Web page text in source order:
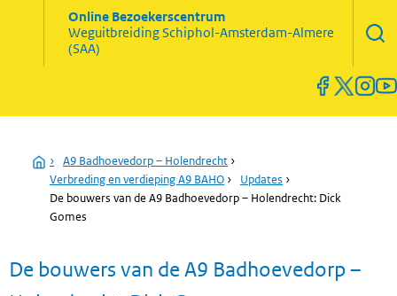
Online Bezoekerscentrum
WeguitbreidingSchiphol-Amsterdam-Almere
(SAA)
Home
› A9 Badhoevedorp – Holendrecht ›
Verbreding en verdieping A9 BAHO › Updates ›
De bouwers van de A9 Badhoevedorp – Holendrecht: Dick
Gomes
De bouwers van de A9 Badhoevedorp –